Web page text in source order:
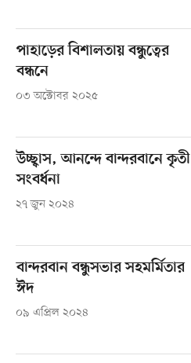
পাহাড়ের বিশালতায় বন্ধুত্বের
বন্ধনে
০৩ অক্টোবর ২০২৫
উচ্ছ্বাস, আনন্দে বান্দরবানে কৃতী
সংবর্ধনা
২৭ জুন ২০২৪
বান্দরবান বন্ধুসভার সহমর্মিতার
ঈদ
০৯ এপ্রিল ২০২৪